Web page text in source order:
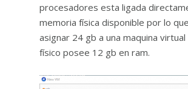
procesadores esta ligada
memoria física disponible por lo
asignar 24 gb a una maquina
físico posee 12